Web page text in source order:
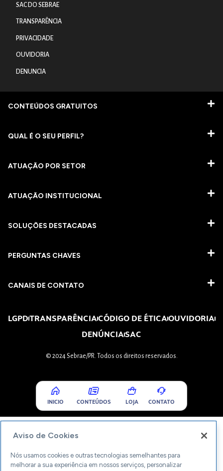
SAC DO SEBRAE
TRANSPARÊNCIA
PRIVACIDADE
OUVIDORIA
DENUNCIA
CONTEÚDOS GRATUITOS
QUAL É O SEU PERFIL?
ATUAÇÃO POR SETOR
ATUAÇÃO INSTITUCIONAL
SOLUÇÕES DESTACADAS
PERGUNTAS CHAVES​
CANAIS DE CONTATO
LGPDTRANSPARÊNCIACÓDIGO DE ÉTICAOUVIDORIA
DENÚNCIASAC
© 2024 Sebrae/PR. Todos os direitos reservados.
INICIO CONTEÚDOS LOJA CONTATO
Aviso de Cookies
Nós usamos cookies e outras tecnologias semelhantes para
melhorar a sua experiência em nossos serviços, personalizar